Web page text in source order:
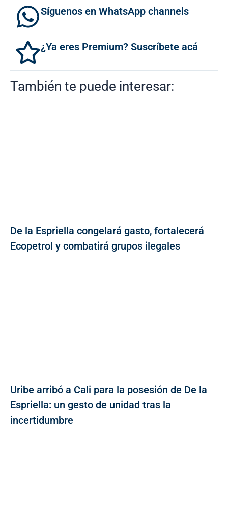
Síguenos en WhatsApp channels
¿Ya eres Premium? Suscríbete acá
También te puede interesar:
De la Espriella congelará gasto, fortalecerá
Ecopetrol y combatirá grupos ilegales
Uribe arribó a Cali para la posesión de De la
Espriella: un gesto de unidad tras la
incertidumbre